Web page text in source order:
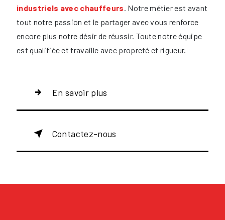
industriels avec chauffeurs. Notre métier est avant
tout notre passion et le partager avec vous renforce
encore plus notre désir de réussir. Toute notre équipe
est qualifiée et travaille avec propreté et rigueur.
En savoir plus
Contactez-nous